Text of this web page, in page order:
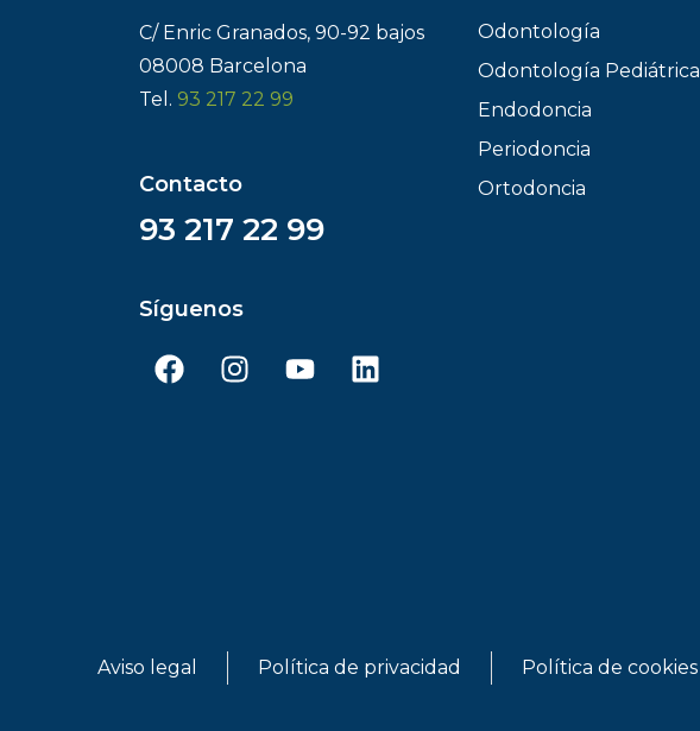
C/ Enric Granados, 90-92 bajos
08008 Barcelona
Tel. 93 217 22 99
Contacto
93 217 22 99
Síguenos
Odontología
Odontología Pediátrica
Endodoncia
Periodoncia
Ortodoncia
Aviso legal Política de privacidad Política de cookies